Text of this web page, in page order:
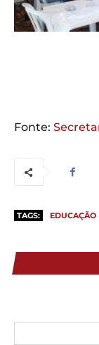
Fonte:
TAGS: EDUCAÇÃO